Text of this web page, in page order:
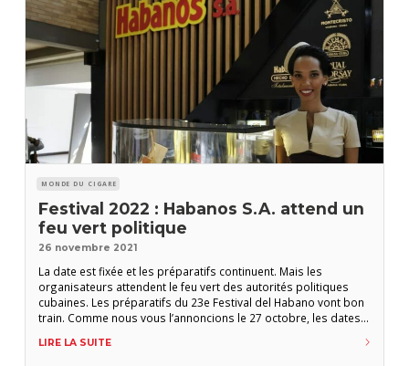
MONDE DU CIGARE
Festival 2022 : Habanos S.A. attend un
feu vert politique
26 novembre 2021
La date est fixée et les préparatifs continuent. Mais les
organisateurs attendent le feu vert des autorités politiques
cubaines. Les préparatifs du 23e Festival del Habano vont bon
train. Comme nous vous l’annoncions le 27 octobre, les dates
S.A. continue de mettre tout en oeuvre pour que le festival
LIRE LA SUITE